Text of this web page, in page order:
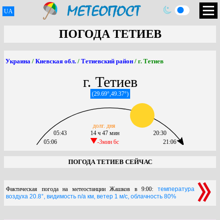
UA
ПОГОДА ТЕТИЕВ
Украина / Киевская обл. / Тетиевский район / г. Тетиев
г. Тетиев
(29.69°,49.37°)
05:06
05:43
14 ч 47 мин
-3мин 6c
долг. дня
21:06
20:30
ПОГОДА ТЕТИЕВ СЕЙЧАС
Фактическая погода на метеостанции Жашков в 9:00: температура
воздуха 20.8°, видимость n/a км, ветер 1 м/с, облачность 80%